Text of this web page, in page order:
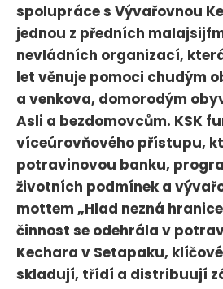
spolupráce s Vývařovnou
jednou z předních
nevládních organizací, která
let věnuje pomoci chudým
a venkova, domorodým
Asli a bezdomovcům. KSK
víceúrovňového přístupu,
potravinovou banku,
životních podmínek a
mottem „Hlad nezná
činnost se odehrála v
Kechara v Setapaku,
skladují, třídí a distribuují